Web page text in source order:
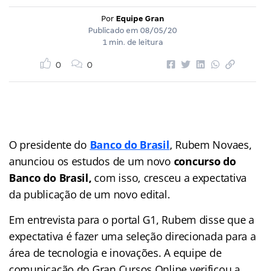
Por Equipe Gran
Publicado em 08/05/20
1 min. de leitura
0 0
O presidente do Banco do Brasil, Rubem Novaes,
anunciou os estudos de um novo concurso do
Banco do Brasil, com isso, cresceu a expectativa
da publicação de um novo edital.
Em entrevista para o portal G1, Rubem disse que a
expectativa é fazer uma seleção direcionada para a
área de tecnologia e inovações. A equipe de